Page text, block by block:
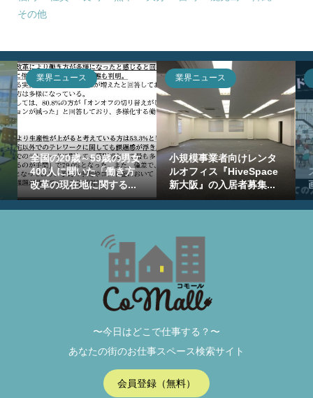
その他
業界ニュース
全国の20歳～59歳の男女
400人に聞いた「働き方
改革の現在地に関する...
業界ニュース
小規模事業者向けレンタ
ルオフィス『HiveSpace
新大阪』の入居者募集...
〜今日はどこで仕事する？〜
あなたの街のお仕事スペース検索サイト
会員登録（無料）